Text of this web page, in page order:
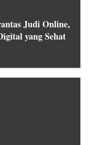
Judi Online,
yang Sehat